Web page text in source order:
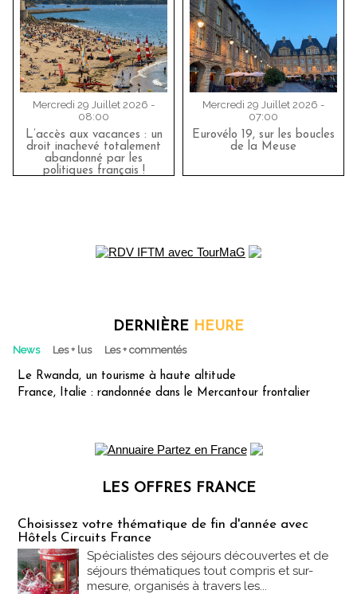
Mercredi 29 Juillet 2026 -
08:00
L’accès aux vacances : un
droit inachevé totalement
abandonné par les
politiques français !
Mercredi 29 Juillet 2026 -
07:00
Eurovélo 19, sur les boucles
de la Meuse
DERNIÈRE HEURE
News Les + lus Les + commentés
Le Rwanda, un tourisme à haute altitude
France, Italie : randonnée dans le Mercantour frontalier
LES OFFRES FRANCE
Choisissez votre thématique de fin d'année avec
Hôtels Circuits France
Spécialistes des séjours découvertes et de
séjours thématiques tout compris et sur-
mesure, organisés à travers les...